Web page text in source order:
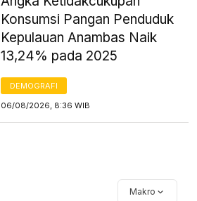
Konsumsi Pangan Penduduk
Kepulauan Anambas Naik
13,24% pada 2025
DEMOGRAFI
06/08/2026, 8:36 WIB
Makro